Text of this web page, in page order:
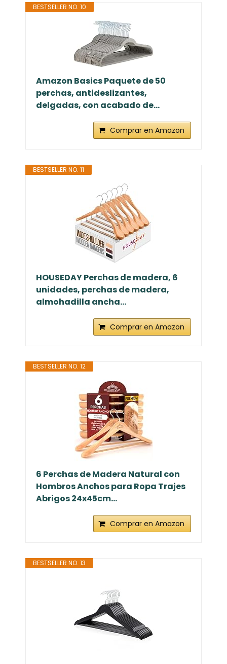
BESTSELLER NO. 10
Amazon Basics Paquete de 50
perchas, antideslizantes,
delgadas, con acabado de...
Comprar en Amazon
BESTSELLER NO. 11
HOUSEDAY Perchas de madera, 6
unidades, perchas de madera,
almohadilla ancha...
Comprar en Amazon
BESTSELLER NO. 12
6 Perchas de Madera Natural con
Hombros Anchos para Ropa Trajes
Abrigos 24x45cm...
Comprar en Amazon
BESTSELLER NO. 13